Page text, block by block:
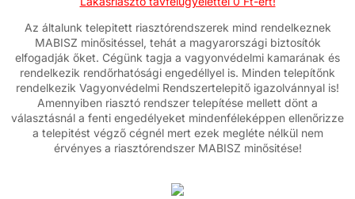
Az általunk telepitett riasztórendszerek mind rendelkeznek
MABISZ minősitéssel, tehát a magyarországi biztosítók
elfogadják őket. Cégünk tagja a vagyonvédelmi kamarának és
rendelkezik rendőrhatósági engedéllyel is. Minden telepítőnk
rendelkezik Vagyonvédelmi Rendszertelepitő igazolvánnyal is!
Amennyiben riasztó rendszer telepítése mellett dönt a
választásnál a fenti engedélyeket mindenféleképpen ellenőrizze
a telepitést végző cégnél mert ezek megléte nélkül nem
érvényes a riasztórendszer MABISZ minősitése!